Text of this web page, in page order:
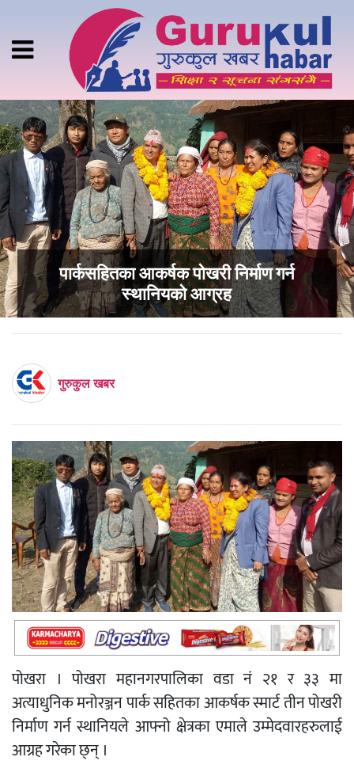
पार्कसहितका आकर्षक पोखरी निर्माण गर्न
स्थानियको आग्रह
गुरुकुल खबर
पोखरा । पोखरा महानगरपालिका वडा नं २१ र ३३ मा
अत्याधुनिक मनोरञ्जन पार्क सहितका आकर्षक स्मार्ट तीन पोखरी
निर्माण गर्न स्थानियले आफ्नो क्षेत्रका एमाले उम्मेदवारहरुलाई
आग्रह गरेका छ्न् ।